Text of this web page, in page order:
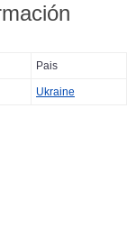
Pais
Ukraine